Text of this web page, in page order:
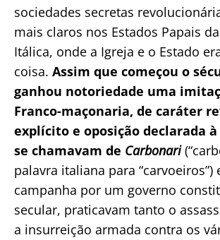
sociedades secretas
mais claros nos Estados Papais
Itálica, onde a Igreja e o Estado
coisa. Assim que começou o
ganhou notoriedade uma
Franco-maçonaria, de caráter
explícito e oposição declarada
se chamavam de Carbonari
palavra italiana para “carvoeiros”)
campanha por um governo
secular, praticavam tanto o
a insurreição armada contra os